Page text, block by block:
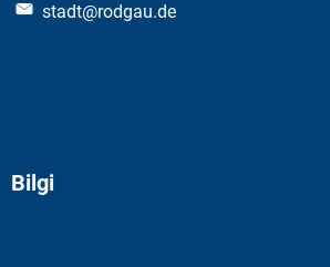
stadt@rodgau.de
Bilgi